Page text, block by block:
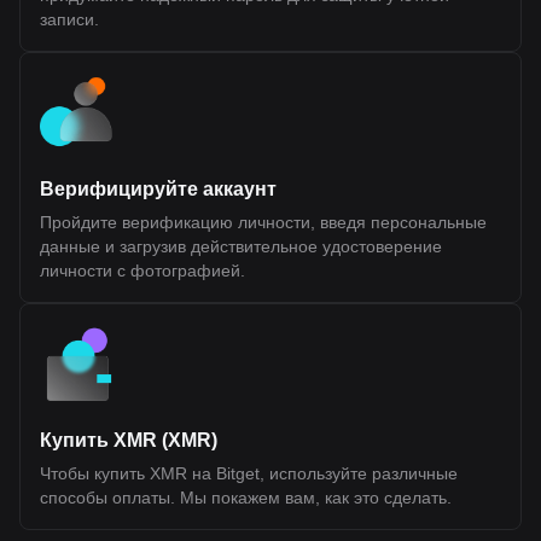
rights to profits, dividends, or governance over any legal entity. Its
value and utility are tied to usage within the Fluent ecosystem.
token (non-equity, non-revenue sharing) Public Sale Price: $0.10
per token Initial Sale Allocation: 10,000,000 tokens (1% of total
supply) Token Distribution Ecosystem Growth (40.0%): Largest
allocation, used for incentives, developer support, and network
months Investors (22.5%): Allocated to early backers, subject to
1-year cliff and 24-month vesting Team (20.0%): Reserved for
contributors, also with 1-year cliff and 24-month vesting
Foundation (10.0%): Supports long-term development and
operations, partially unlocked at TGE with vesting schedule NFT
Sale (1.77%) and Echo Sale (2.5%): Allocations tied to prior
participants) Airdrop (0.71%): Distributed to early community
members and users Market Making and Exchange Fees (~1.5%
combined): Allocated to liquidity providers and exchange listings
Token Utilities Transaction Fees: While ETH is the base gas
abstraction mechanisms User Staking: Enables participation in
ecosystem incentives, reputation systems (Prints), and access to
new applications Protocol Staking: Planned delegated staking
model (FluentBFT) to support network security and validator
записи.
Верифицируйте аккаунт
Пройдите верификацию личности, введя персональные
данные и загрузив действительное удостоверение
личности с фотографией.
Купить XMR (XMR)
Чтобы купить XMR на Bitget, используйте различные
способы оплаты. Мы покажем вам, как это сделать.